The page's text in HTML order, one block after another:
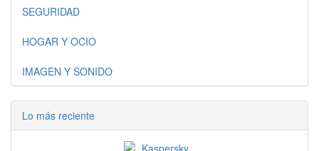
SEGURIDAD
HOGAR Y OCIO
IMAGEN Y SONIDO
Lo más reciente